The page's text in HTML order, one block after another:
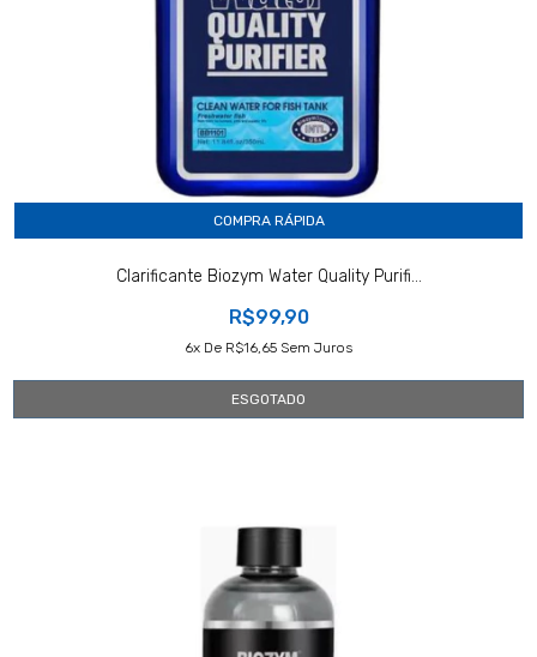
COMPRA RÁPIDA
Clarificante Biozym Water Quality Purifi...
R$99,90
6X De R$16,65 Sem Juros
ESGOTADO